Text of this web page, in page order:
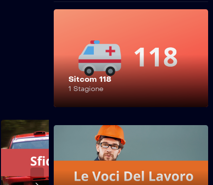
Sitcom 118
1 Stagione